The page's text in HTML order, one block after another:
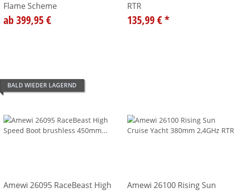
Flame Scheme
ab 399,95 €
RTR
135,99 €*
BALD WIEDER LAGERND
Amewi 26095 RaceBeast High
Amewi 26100 Rising Sun